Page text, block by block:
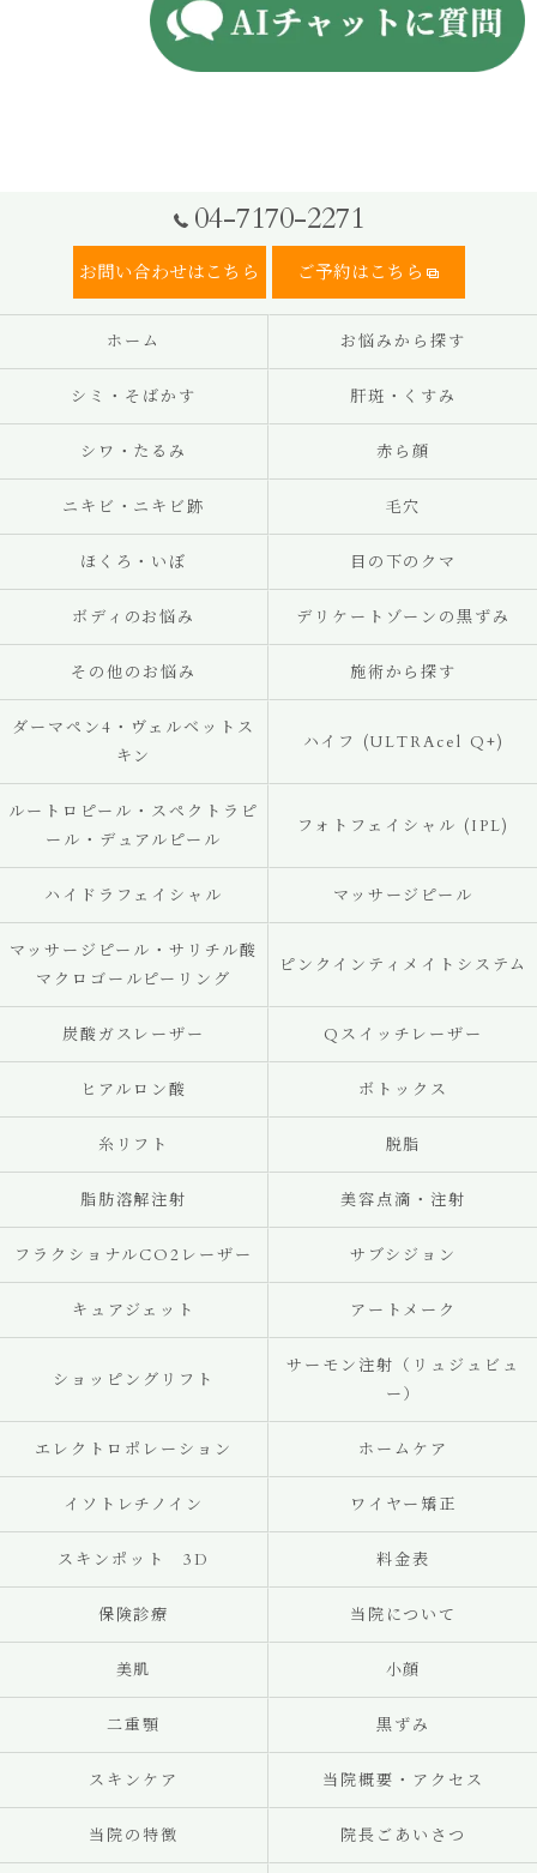
04-7170-2271
お問い合わせはこちら ご予約はこちら
ホーム お悩みから探す
シミ・そばかす 肝斑・くすみ
シワ・たるみ 赤ら顔
ニキビ・ニキビ跡 毛穴
ほくろ・いぼ 目の下のクマ
ボディのお悩み デリケートゾーンの黒ずみ
その他のお悩み 施術から探す
ダーマペン4・ヴェルベットス
キン
ハイフ (ULTRAcel Q+)
ルートロピール・スペクトラピ
ール・デュアルピール
フォトフェイシャル (IPL)
ハイドラフェイシャル マッサージピール
マッサージピール・サリチル酸
マクロゴールピーリング
ピンクインティメイトシステム
炭酸ガスレーザー Qスイッチレーザー
ヒアルロン酸 ボトックス
糸リフト 脱脂
脂肪溶解注射 美容点滴・注射
フラクショナルCO2レーザー サブシジョン
キュアジェット アートメーク
ショッピングリフト
サーモン注射（リュジュビュ
ー）
エレクトロポレーション ホームケア
イソトレチノイン ワイヤー矯正
スキンポット 3D 料金表
保険診療 当院について
美肌 小顔
二重顎 黒ずみ
スキンケア 当院概要・アクセス
当院の特徴 院長ごあいさつ